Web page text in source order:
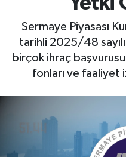
Sermaye Piyasası
tarihli 2025/48
birçok ihraç
fonları ve faaliyet
BIST 100 Isı Haritası
Coin Isı Haritası
Kiripto Para